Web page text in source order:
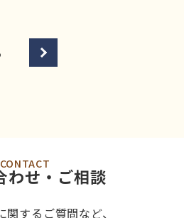
CONTACT
わせ・ご相談
関するご質問など、